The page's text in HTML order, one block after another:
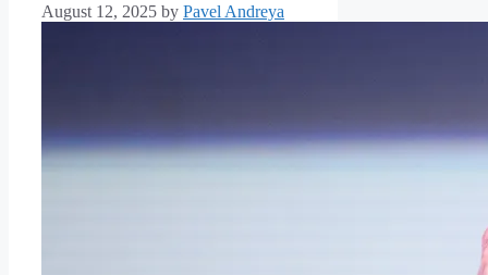
August 12, 2025 by Pavel Andreya